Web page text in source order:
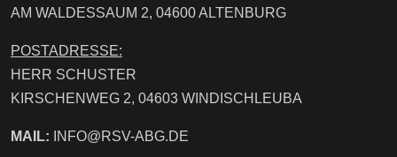
AM WALDESSAUM 2, 04600 ALTENBURG
POSTADRESSE:
HERR SCHUSTER
KIRSCHENWEG 2, 04603 WINDISCHLEUBA
MAIL: INFO@RSV-ABG.DE